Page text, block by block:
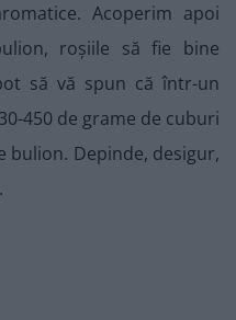
Acoperim apoi
roșiile să fie bine
să vă spun că într-un
450 de grame de cuburi
bulion. Depinde, desigur,